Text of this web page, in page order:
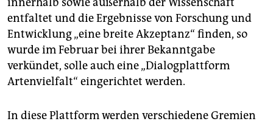
entfaltet und die Ergebnisse von Forschung und
Entwicklung „eine breite Akzeptanz“ finden, so
wurde im Fe­bruar bei ihrer Bekanntgabe
verkündet, solle auch eine „Dialog­plattform
Artenvielfalt“ eingerichtet werden.
In diese Plattform werden verschiedene Gremien